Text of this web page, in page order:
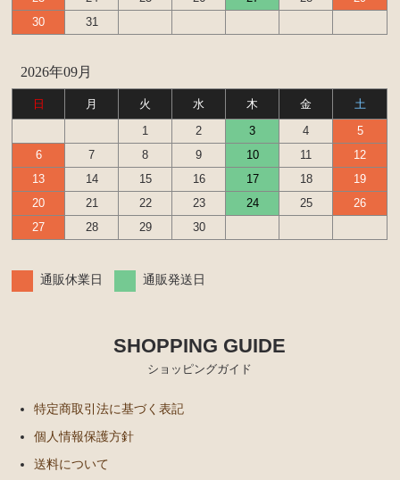
30
31
2026年09月
日 月 火 水 木 金
土
1
2 3 4
5
6
7 8 9 10 11
12
13
14 15 16 17 18
19
20
21 22 23 24 25
26
27
28 29 30
通販休業日 通販発送日
SHOPPING GUIDE
ショッピングガイド
特定商取引法に基づく表記
個人情報保護方針
送料について